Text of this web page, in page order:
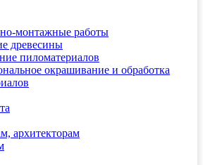
монтажные работы
древесины
пиломатериалов
окрашивание и обработка
архитекторам